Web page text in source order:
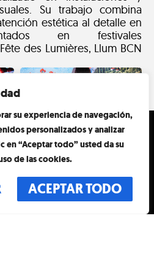
su experiencia de navegación,
personalizados y analizar
en “Aceptar todo” usted da su
de las cookies.
ACEPTAR TODO
Su trabajo combina
estética al detalle en
en festivales
des Lumières, Llum BCN
HORARIO
TODOS LOS DÍAS
10:00H – 20:00H
ÚLTIMA ENTRADA A
LAS 19:00H
DIRECCIÓN